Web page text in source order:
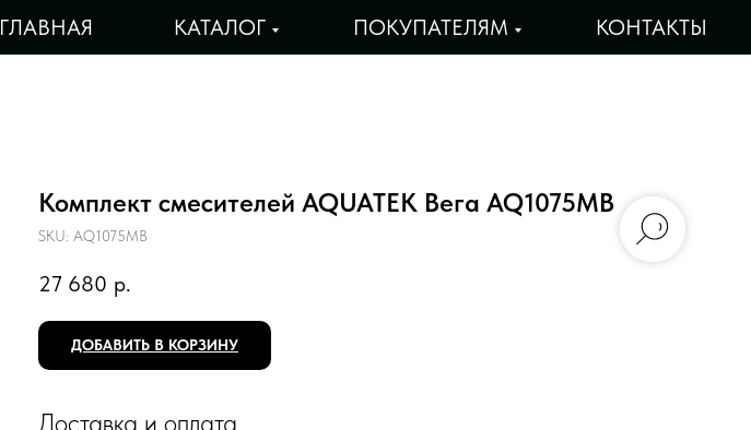
ГЛАВНАЯ КАТАЛОГ ПОКУПАТЕЛЯМ КОНТАКТЫ
Комплект смесителей AQUATEK Вега AQ1075MB
SKU: AQ1075MB
27 680 р.
ДОБАВИТЬ В КОРЗИНУ
Доставка и оплата